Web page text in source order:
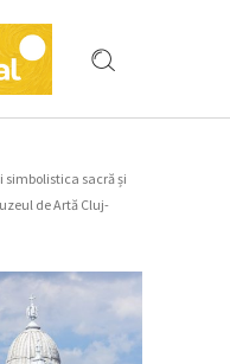
simbolistica sacră și
de Artă Cluj-